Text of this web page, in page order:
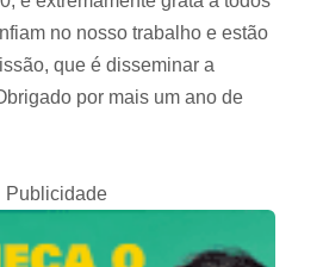
no nosso trabalho e estão
que é disseminar a
por mais um ano de
Publicidade